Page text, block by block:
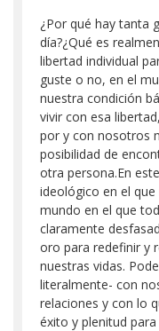
¿Por qué hay tanta
día?¿Qué es
libertad individual
guste o no, en el
nuestra condición
vivir con esa
por y con nosotros
posibilidad de
otra persona.En
ideológico en el
mundo en el que
claramente
oro para redefinir y
nuestras vidas.
literalmente- con
relaciones y con lo
éxito y plenitud